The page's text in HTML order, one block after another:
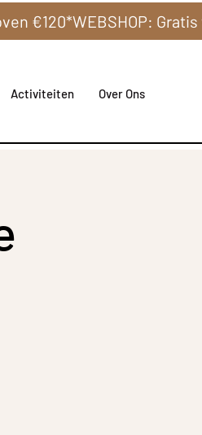
Activiteiten Over Ons